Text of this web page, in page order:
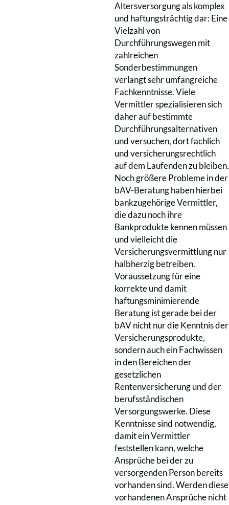
Altersversorgung als komplex
und haftungsträchtig dar: Eine
Vielzahl von
Durchführungswegen mit
zahlreichen
Sonderbestimmungen
verlangt sehr umfangreiche
Fachkenntnisse. Viele
Vermittler spezialisieren sich
daher auf bestimmte
Durchführungsalternativen
und versuchen, dort fachlich
und versicherungsrechtlich
auf dem Laufenden zu bleiben.
Noch größere Probleme in der
bAV-Beratung haben hierbei
bankzugehörige Vermittler,
die dazu noch ihre
Bankprodukte kennen müssen
und vielleicht die
Versicherungsvermittlung nur
halbherzig betreiben.
Voraussetzung für eine
korrekte und damit
haftungsminimierende
Beratung ist gerade bei der
bAV nicht nur die Kenntnis der
Versicherungsprodukte,
sondern auch ein Fachwissen
in den Bereichen der
gesetzlichen
Rentenversicherung und der
berufsständischen
Versorgungswerke. Diese
Kenntnisse sind notwendig,
damit ein Vermittler
feststellen kann, welche
Ansprüche bei der zu
versorgenden Person bereits
vorhanden sind. Werden diese
vorhandenen Ansprüche nicht